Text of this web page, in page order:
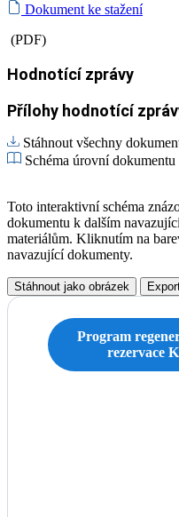
Dokument ke stažení
(PDF)
Hodnotící zprávy
Přílohy hodnotící
Stáhnout všechny
Schéma úrovní dokumentu
Toto interaktivní schéma
dokumentu k dalším
materiálům. Kliknutím na
navazující dokumenty.
Stáhnout jako obrázek
Program
rezervace